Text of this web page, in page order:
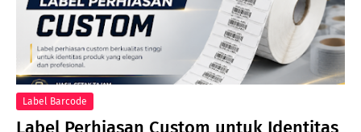
Label Barcode
Label Perhiasan Custom untuk Identitas